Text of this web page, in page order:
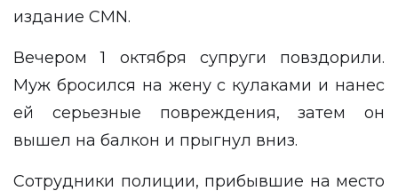
издание CMN.
Вечером 1 октября супруги повздорили.
Муж бросился на жену с кулаками и нанес
ей серьезные повреждения, затем он
вышел на балкон и прыгнул вниз.
Сотрудники полиции, прибывшие на место